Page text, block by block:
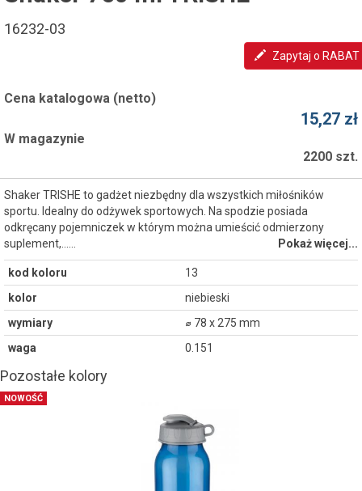
16232-03
Zapytaj o RABAT
Cena katalogowa (netto)
15,27 zł
W magazynie
2200 szt.
Shaker TRISHE to gadżet niezbędny dla wszystkich miłośników
sportu. Idealny do odżywek sportowych. Na spodzie posiada
odkręcany pojemniczek w którym można umieścić odmierzony
suplement,...…
Pokaż więcej...
kod koloru
13
kolor
niebieski
wymiary
⌀ 78 x 275 mm
waga
0.151
Pozostałe kolory
NOWOŚĆ